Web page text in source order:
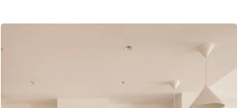
Metrofliesen, Küchengeräten aus Edelstahl,